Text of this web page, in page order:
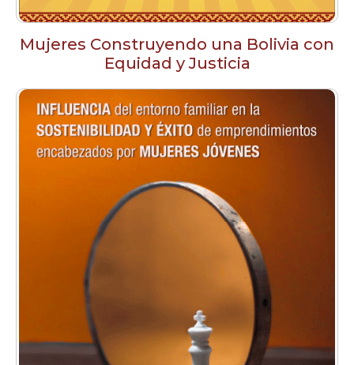
Mujeres Construyendo una Bolivia con
Equidad y Justicia